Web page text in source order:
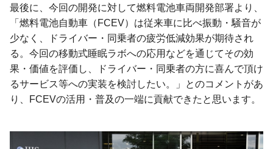
最後に、今回の開発に対して燃料電池車両開発部署より、
「燃料電池自動車（FCEV）は従来車に比べ振動・騒音が
少なく、ドライバー・同乗者の疲労低減効果が期待され
る。今回の移動式睡眠ラボへの応用などを通じてその効
果・価値を評価し、ドライバー・同乗者の方に喜んで頂け
るサービス等への実装を検討したい。」とのコメントがあ
り、FCEVの活用・普及の一端に貢献できたと思います。